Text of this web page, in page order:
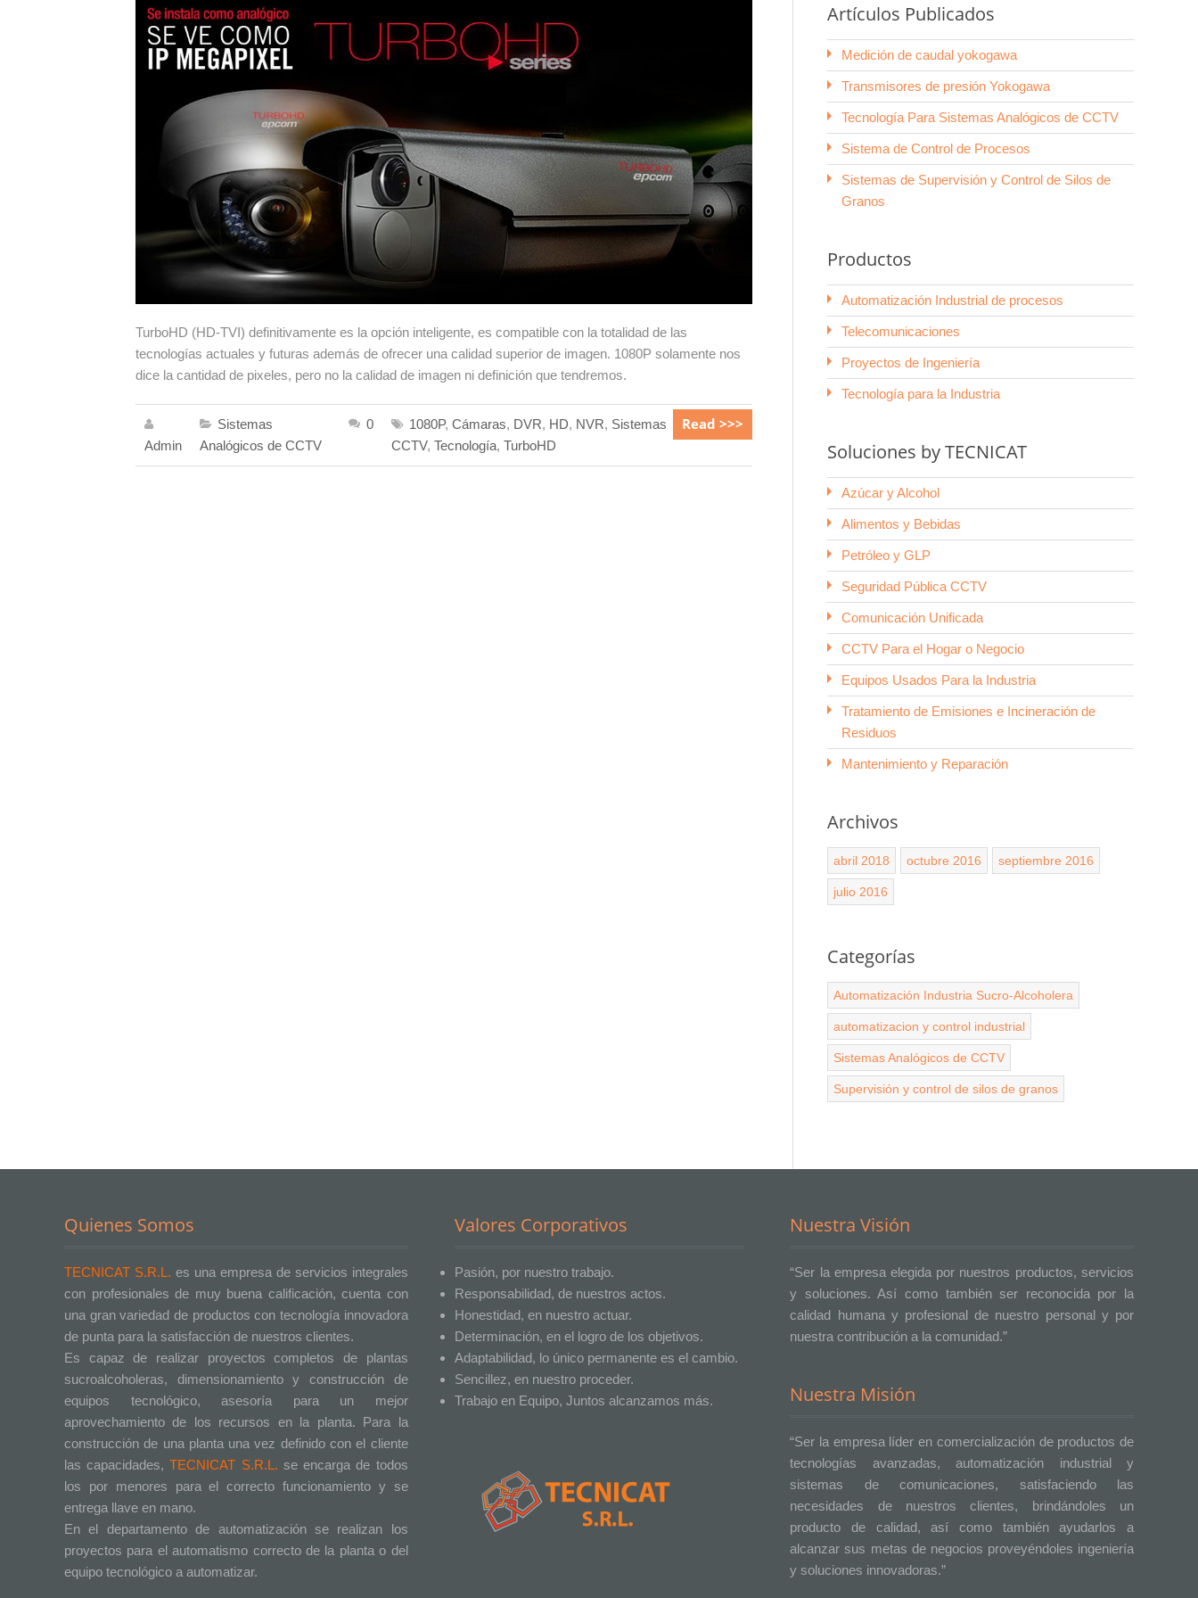
Hogar y Negocio Mantenimiento y Reparación
TurboHD (HD-TVI) definitivamente es la opción inteligente, es compatible con la totalidad de las
tecnologías actuales y futuras además de ofrecer una calidad superior de imagen. 1080P solamente nos
dice la cantidad de pixeles, pero no la calidad de imagen ni definición que tendremos.
Admin
Sistemas
Analógicos de CCTV
0 1080P, Cámaras, DVR, HD, NVR, Sistemas
CCTV, Tecnología, TurboHD
Read >>>
Artículos Publicados
Medición de caudal yokogawa
Transmisores de presión Yokogawa
Tecnología Para Sistemas Analógicos de CCTV
Sistema de Control de Procesos
Sistemas de Supervisión y Control de Silos de
Granos
Productos
Automatización Industrial de procesos
Telecomunicaciones
Proyectos de Ingeniería
Tecnología para la Industria
Soluciones by TECNICAT
Azúcar y Alcohol
Alimentos y Bebidas
Petróleo y GLP
Seguridad Pública CCTV
Comunicación Unificada
CCTV Para el Hogar o Negocio
Equipos Usados Para la Industria
Tratamiento de Emisiones e Incineración de
Residuos
Mantenimiento y Reparación
Archivos
abril 2018 octubre 2016 septiembre 2016
julio 2016
Categorías
Automatización Industria Sucro-Alcoholera
automatizacion y control industrial
Sistemas Analógicos de CCTV
Supervisión y control de silos de granos
Quienes Somos
TECNICAT S.R.L. es una empresa de servicios integrales
con profesionales de muy buena calificación, cuenta con
una gran variedad de productos con tecnología innovadora
de punta para la satisfacción de nuestros clientes.
Es capaz de realizar proyectos completos de plantas
sucroalcoholeras, dimensionamiento y construcción de
equipos tecnológico, asesoría para un mejor
aprovechamiento de los recursos en la planta. Para la
construcción de una planta una vez definido con el cliente
las capacidades,TECNICAT S.R.L. se encarga de todos
los por menores para el correcto funcionamiento y se
entrega llave en mano.
En el departamento de automatización se realizan los
proyectos para el automatismo correcto de la planta o del
equipo tecnológico a automatizar.
Valores Corporativos
Pasión, por nuestro trabajo.
Responsabilidad, de nuestros actos.
Honestidad, en nuestro actuar.
Determinación, en el logro de los objetivos.
Adaptabilidad, lo único permanente es el cambio.
Sencillez, en nuestro proceder.
Trabajo en Equipo, Juntos alcanzamos más.
Nuestra Visión
“Ser la empresa elegida por nuestros productos, servicios
y soluciones. Así como también ser reconocida por la
calidad humana y profesional de nuestro personal y por
nuestra contribución a la comunidad.”
Nuestra Misión
“Ser la empresa líder en comercialización de productos de
tecnologías avanzadas, automatización industrial y
sistemas de comunicaciones, satisfaciendo las
necesidades de nuestros clientes, brindándoles un
producto de calidad, así como también ayudarlos a
alcanzar sus metas de negocios proveyéndoles ingeniería
y soluciones innovadoras.”